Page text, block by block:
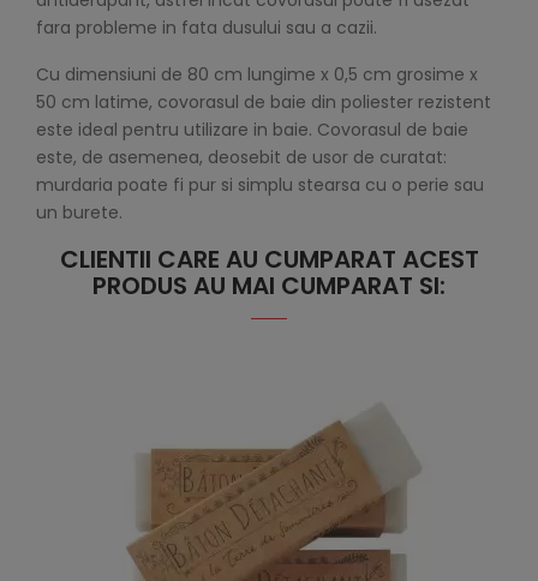
fara probleme in fata dusului sau a cazii.
Cu dimensiuni de 80 cm lungime x 0,5 cm grosime x
50 cm latime, covorasul de baie din poliester rezistent
este ideal pentru utilizare in baie. Covorasul de baie
este, de asemenea, deosebit de usor de curatat:
murdaria poate fi pur si simplu stearsa cu o perie sau
un burete.
CLIENTII CARE AU CUMPARAT ACEST
PRODUS AU MAI CUMPARAT SI: